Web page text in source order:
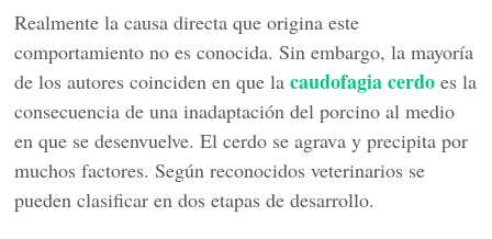
Realmente la causa directa que origina este
comportamiento no es conocida. Sin embargo, la mayoría
de los autores coinciden en que lacaudofagia cerdo es la
consecuencia de una inadaptación del porcino al medio
en que se desenvuelve. El cerdo se agrava y precipita por
muchos factores. Según reconocidos veterinarios se
pueden clasificar en dos etapas de desarrollo.